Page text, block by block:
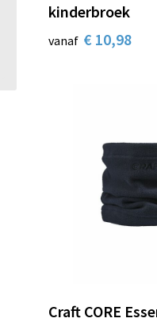
kinderbroek
vanaf € 10,98
Craft CORE